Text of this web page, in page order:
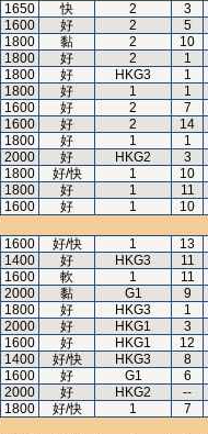
1650 快 2
3
1600 好 2
5
1800 黏 2
10
1800 好 2
1
1800 好 HKG3
1
1800 好 1
1
1600 好 2
7
1600 好 2
14
1800 好 1
1
2000 好 HKG2
3
1800 好/快 1
10
1800 好 1
11
1600 好 1
10
1600 好/快 1
13
1400 好 HKG3
11
1600 軟 1
11
2000 黏 G1
9
1800 好 HKG3
1
2000 好 HKG1
3
1600 好 HKG1
12
1400 好/快 HKG3
8
1600 好 G1
6
2000 好 HKG2
--
1800 好/快 1
7